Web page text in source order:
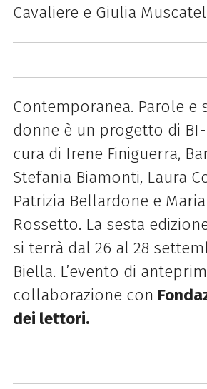
Cavaliere e Giulia
Contemporanea. Parole e
donne è un progetto di BI-
cura di Irene Finiguerra,
Stefania Biamonti, Laura
Patrizia Bellardone e
Rossetto. La sesta
si terrà dal 26 al 28
Biella. L’evento di
collaborazione con
dei lettori.